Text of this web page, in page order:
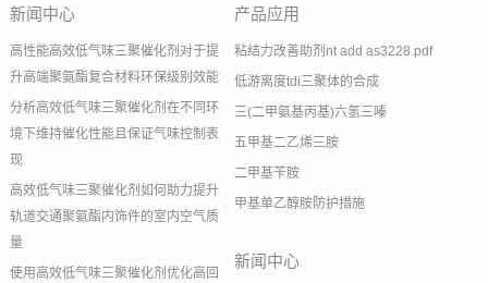
新闻中心
高性能高效低气味三聚催化剂对于提
升高端聚氨酯复合材料环保级别效能
分析高效低气味三聚催化剂在不同环
境下维持催化性能且保证气味控制表
现
高效低气味三聚催化剂如何助力提升
轨道交通聚氨酯内饰件的室内空气质
量
使用高效低气味三聚催化剂优化高回
产品应用
粘结力改善助剂nt add as3228.pdf
低游离度tdi三聚体的合成
三(二甲氨基丙基)六氢三嗪
五甲基二乙烯三胺
二甲基苄胺
甲基单乙醇胺防护措施
新闻中心